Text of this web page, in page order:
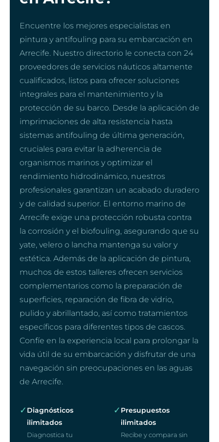
Encuentre los mejores especialistas en
pintura y antifouling para su embarcación en
Arrecife. Nuestro directorio le conecta con 24
proveedores de servicios náuticos altamente
cualificados, listos para ofrecer soluciones
integrales para el mantenimiento y la
protección de su barco. Desde la aplicación de
imprimaciones de alta resistencia hasta
sistemas antifouling de última generación,
cruciales para evitar la adherencia de
organismos marinos y optimizar el
rendimiento hidrodinámico, nuestros
profesionales garantizan un acabado duradero
y de calidad superior. El entorno marino de
Arrecife exige una protección robusta contra
la corrosión y el biofouling, asegurando que su
yate, velero o lancha mantenga su valor y
estética. Además de la aplicación de pintura,
muchos de estos talleres ofrecen servicios
complementarios como la preparación de
superficies, reparación de fibra de vidrio,
pulido y abrillantado, así como tratamientos
específicos para diferentes tipos de cascos.
Confíe en la experiencia local para prolongar la
vida útil de su embarcación y disfrutar de una
navegación sin preocupaciones en las aguas
de Arrecife.
✓ Diagnósticos
ilimitados
Diagnostica tu
✓ Presupuestos
ilimitados
Recibe y compara sin